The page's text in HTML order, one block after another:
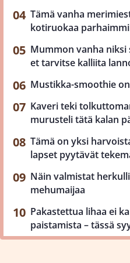
Tämä vanha
kotiruokaa
Mummon vanha niksi
et tarvitse kalliita
Mustikka-smoothie
Kaveri teki
murusteli tätä kalan
Tämä on yksi
lapset pyytävät
Näin valmistat
mehumaijaa
Pakastettua lihaa ei
paistamista – tässä